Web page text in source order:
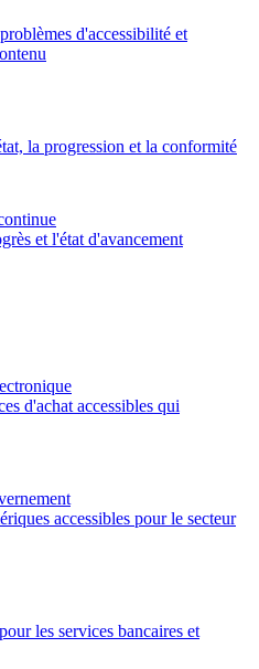
d'accessibilité et
la progression et la conformité
et l'état d'avancement
d'achat accessibles qui
accessibles pour le secteur
les services bancaires et